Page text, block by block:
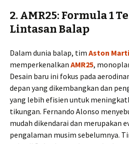
2.AMR25: Formula 1
Lintasan Balap
Dalam dunia balap, tim Aston
memperkenalkan AMR25,
Desain baru ini fokus pada
depan yang dikembangkan dan
yang lebih efisien untuk
tikungan. Fernando Alonso
mudah dikendarai dan merupakan
pengalaman musim sebelumnya.